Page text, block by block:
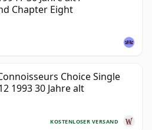
Chapter Eight
Choice Single
1993 30 Jahre alt
KOSTENLOSER VERSAND